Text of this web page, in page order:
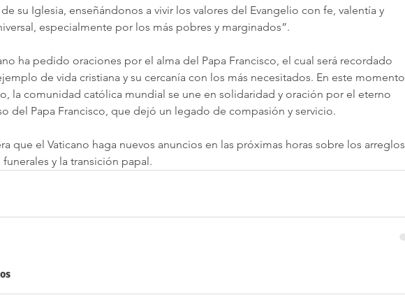
de su Iglesia, enseñándonos a vivir los valores del Evangelio con fe, valentía y
especialmente por los más pobres y marginados”.
ha pedido oraciones por el alma del Papa Francisco, el cual será recordado
de vida cristiana y su cercanía con los más necesitados. En este momento
la comunidad católica mundial se une en solidaridad y oración por el eterno
del Papa Francisco, que dejó un legado de compasión y servicio.
que el Vaticano haga nuevos anuncios en las próximas horas sobre los arreglos
funerales y la transición papal.